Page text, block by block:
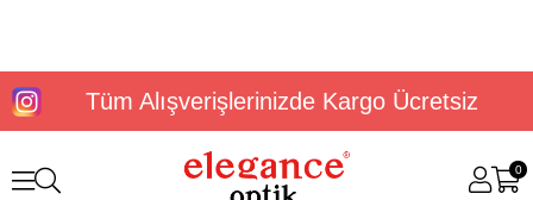
Tüm Alışverişlerinizde Kargo Ücretsiz
0